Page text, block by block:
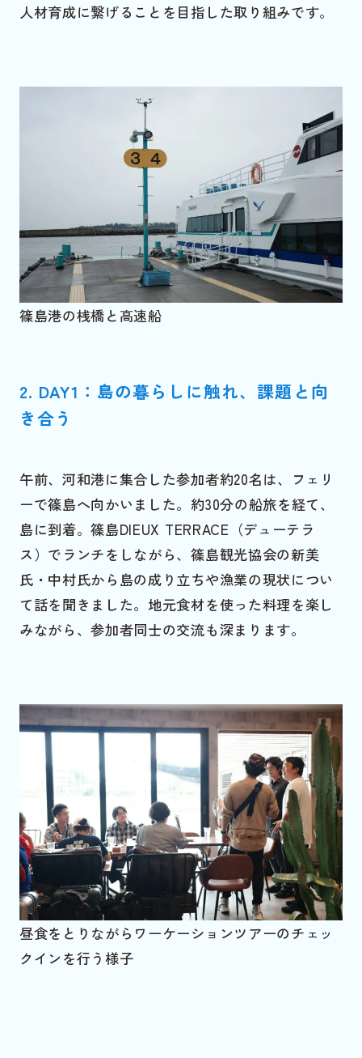
人材育成に繋げることを目指した取り組みです。
篠島港の桟橋と高速船
2. DAY1：島の暮らしに触れ、課題と向
き合う
午前、河和港に集合した参加者約20名は、フェリ
ーで篠島へ向かいました。約30分の船旅を経て、
島に到着。篠島DIEUX TERRACE（デューテラ
ス）でランチをしながら、篠島観光協会の新美
氏・中村氏から島の成り立ちや漁業の現状につい
て話を聞きました。地元食材を使った料理を楽し
みながら、参加者同士の交流も深まります。
昼食をとりながらワーケーションツアーのチェッ
クインを行う様子